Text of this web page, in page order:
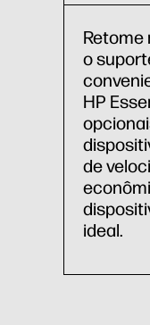
Retome
o
HP
de
ideal.